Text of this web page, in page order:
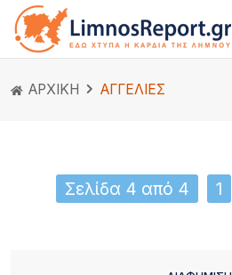
ΑΡΧΙΚΗ ΑΓΓΕΛΙΕΣ
Σελίδα 4 από 4 1